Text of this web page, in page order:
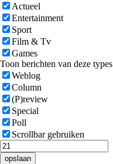
Actueel
Entertainment
Sport
Film & Tv
Games
Toon berichten van deze types
Weblog
Column
(P)review
Special
Poll
Scrollbar gebruiken
opslaan